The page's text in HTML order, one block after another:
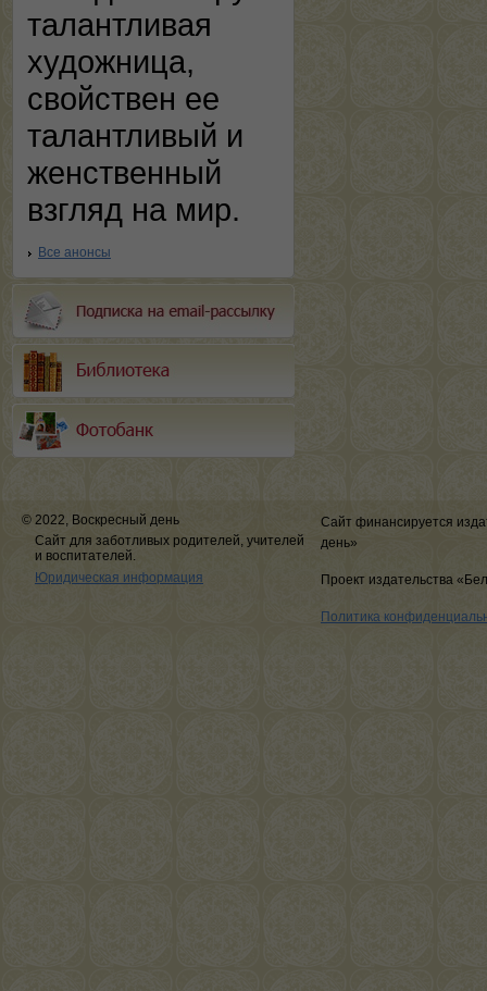
талантливая
художница,
свойствен ее
талантливый и
женственный
взгляд на мир.
Все анонсы
© 2022, Воскресный день
Сайт для заботливых родителей, учителей
и воспитателей.
Юридическая информация
Сайт финансируется
день»
Проект издательства
Политика